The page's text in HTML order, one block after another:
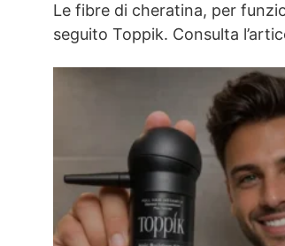
Le fibre di cheratina, per
seguito Toppik. Consulta